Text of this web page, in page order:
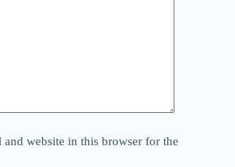
and website in this browser for the